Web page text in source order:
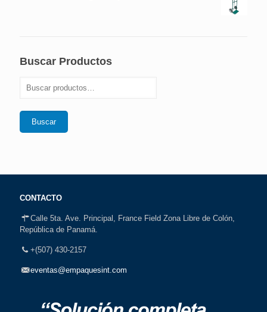
Buscar Productos
Buscar
CONTACTO
Calle 5ta. Ave. Principal, France Field Zona Libre de Colón,
República de Panamá.
+(507) 430-2157
eventas@empaquesint.com